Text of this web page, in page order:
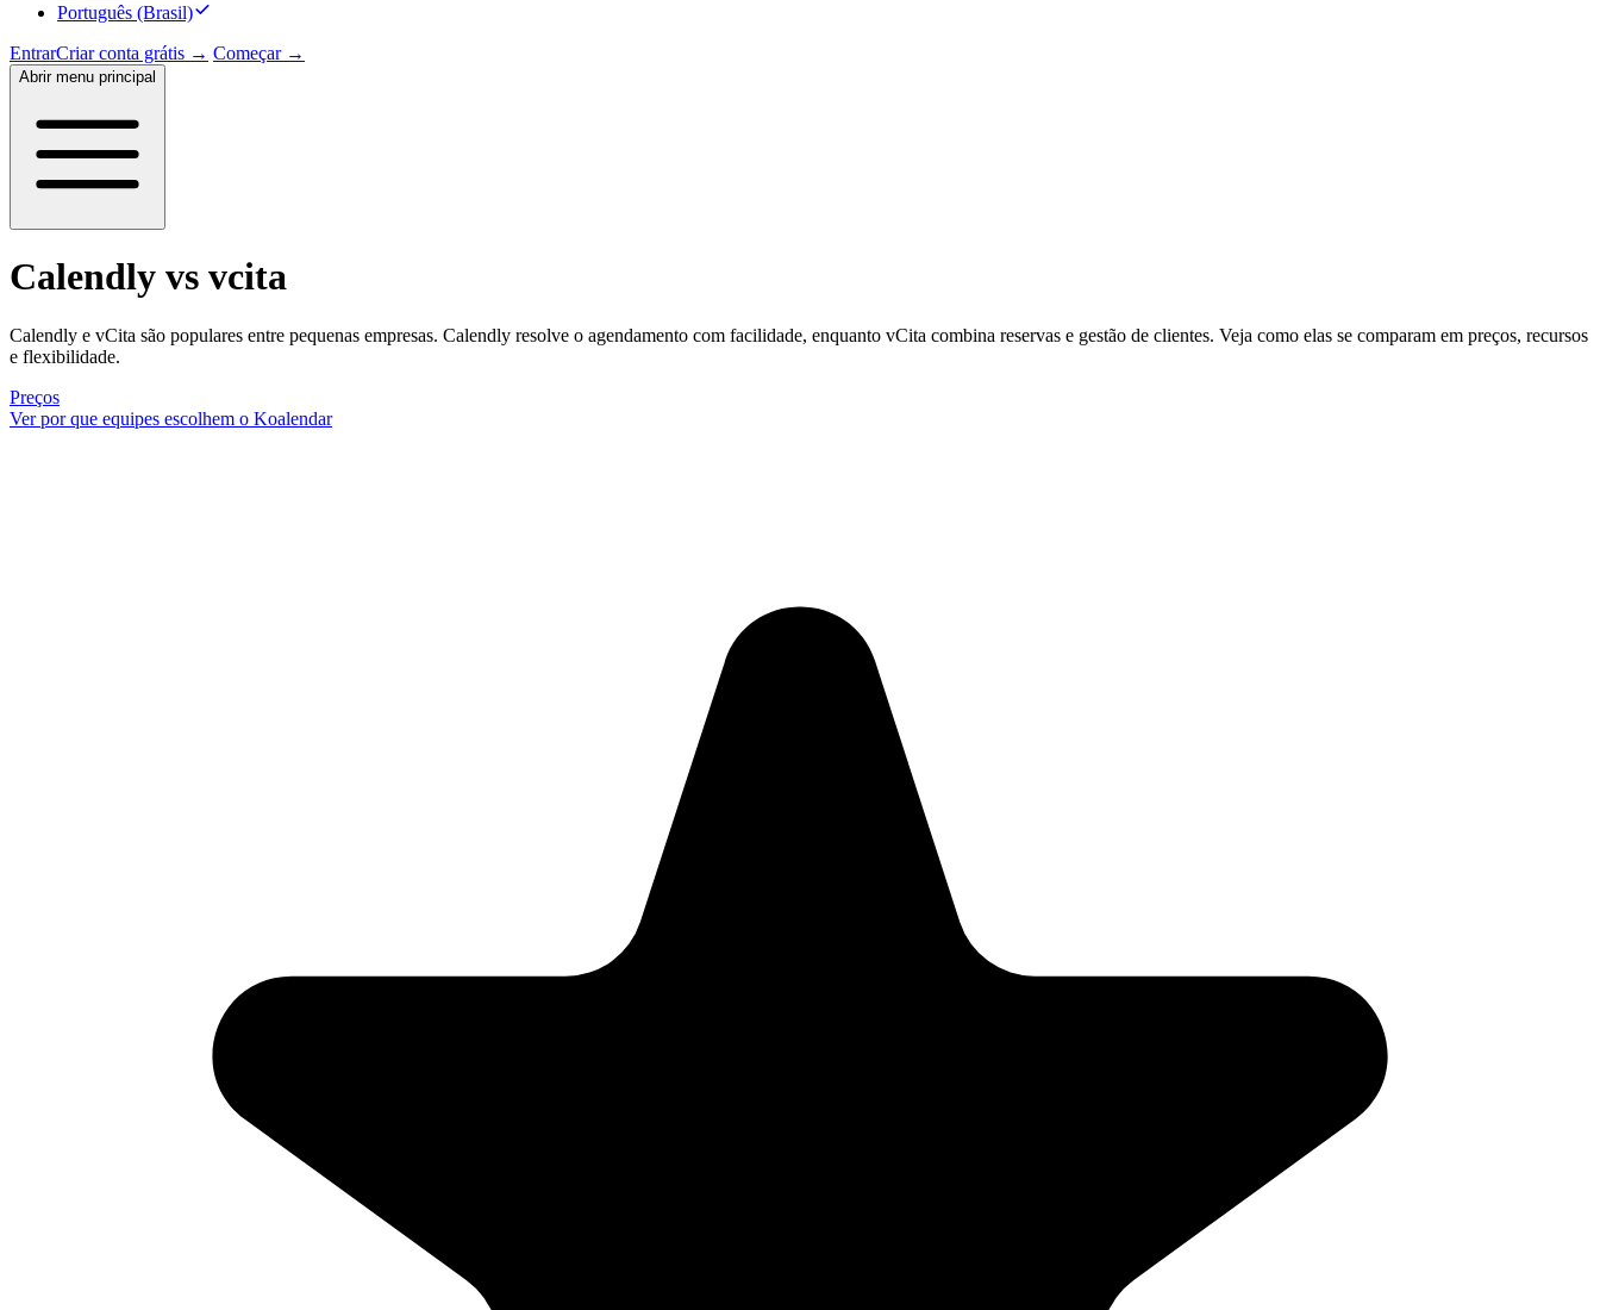
Português (Brasil)
EntrarCriar conta grátis → Começar →
Abrir menu principal
Calendly vs vcita
Calendly e vCita são populares entre pequenas empresas. Calendly resolve o agendamento com facilidade, enquanto vCita combina reservas e gestão de clientes. Veja como elas se comparam em preços, recursos
e flexibilidade.
Preços
Ver por que equipes escolhem o Koalendar